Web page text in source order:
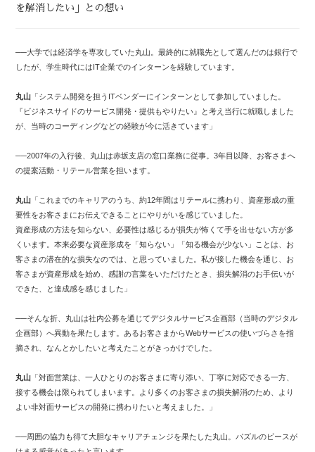
を解消したい」との想い
──大学では経済学を専攻していた丸山。最終的に就職先として選んだのは銀行で
したが、学生時代にはIT企業でのインターンを経験しています。
丸山 「システム開発を担うITベンダーにインターンとして参加していました。
『ビジネスサイドのサービス開発・提供もやりたい』と考え当行に就職しました
が、当時のコーディングなどの経験が今に活きています」
──2007年の入行後、丸山は赤坂支店の窓口業務に従事。3年目以降、お客さまへ
の提案活動・リテール営業を担います。
丸山 「これまでのキャリアのうち、約12年間はリテールに携わり、資産形成の重
要性をお客さまにお伝えできることにやりがいを感じていました。
資産形成の方法を知らない、必要性は感じるが損失が怖くて手を出せない方が多
くいます。本来必要な資産形成を「知らない」「知る機会が少ない」ことは、お
客さまの潜在的な損失なのでは、と思っていました。私が接した機会を通じ、お
客さまが資産形成を始め、感謝の言葉をいただけたとき、損失解消のお手伝いが
できた、と達成感を感じました」
──そんな折、丸山は社内公募を通じてデジタルサービス企画部（当時のデジタル
企画部）へ異動を果たします。あるお客さまからWebサービスの使いづらさを指
摘され、なんとかしたいと考えたことがきっかけでした。
丸山 「対面営業は、一人ひとりのお客さまに寄り添い、丁寧に対応できる一方、
接する機会は限られてしまいます。より多くのお客さまの損失解消のため、より
よい非対面サービスの開発に携わりたいと考えました。」
──周囲の協力も得て大胆なキャリアチェンジを果たした丸山。パズルのピースが